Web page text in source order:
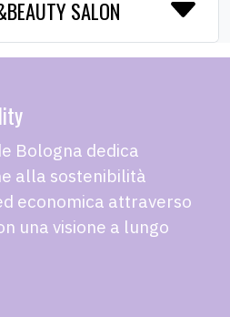
SALON
Bologna dedica
alla sostenibilità
economica attraverso
una visione a lungo